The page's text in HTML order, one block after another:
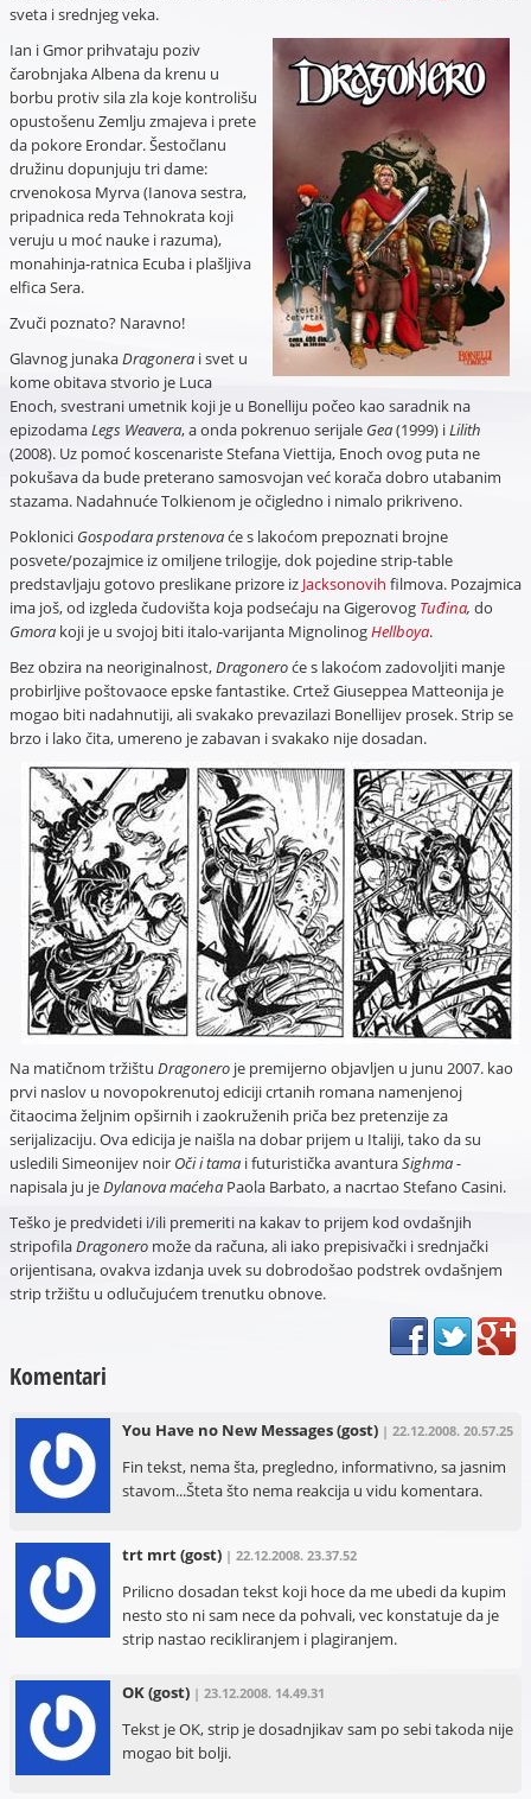
sveta i srednjeg veka.
Ian i Gmor prihvataju poziv
čarobnjaka Albena da krenu u
borbu protiv sila zla koje kontrolišu
opustošenu Zemlju zmajeva i prete
da pokore Erondar. Šestočlanu
družinu dopunjuju tri dame:
crvenokosa Myrva (Ianova sestra,
pripadnica reda Tehnokrata koji
veruju u moć nauke i razuma),
monahinja-ratnica Ecuba i plašljiva
elfica Sera.
Zvuči poznato? Naravno!
Glavnog junakaDragonerai svet u
kome obitava stvorio je Luca
Enoch, svestrani umetnik koji je u Bonelliju počeo kao saradnik na
epizodamaLegs Weavera, a onda pokrenuo serijale Gea(1999) iLilith
(2008). Uz pomoć koscenariste Stefana Viettija, Enoch ovog puta ne
pokušava da bude preterano samosvojan već korača dobro utabanim
stazama. Nadahnuće Tolkienom je očigledno i nimalo prikriveno.
Poklonici Gospodara prstenovaće s lakoćom prepoznati brojne
posvete/pozajmice iz omiljene trilogije, dok pojedine strip-table
predstavljaju gotovo preslikane prizore iz Jacksonovih filmova. Pozajmica
ima još, od izgleda čudovišta koja podsećaju na Gigerovog Tuđina, do
Gmorakoji je u svojoj biti italo-varijanta MignolinogHellboya.
Bez obzira na neoriginalnost,Dragoneroće s lakoćom zadovoljiti manje
probirljive poštovaoce epske fantastike. Crtež Giuseppea Matteonija je
mogao biti nadahnutiji, ali svakako prevazilazi Bonellijev prosek. Strip se
brzo i lako čita, umereno je zabavan i svakako nije dosadan.
Na matičnom tržištu Dragoneroje premijerno objavljen u junu 2007. kao
prvi naslov u novopokrenutoj ediciji crtanih romana namenjenoj
čitaocima željnim opširnih i zaokruženih priča bez pretenzije za
serijalizaciju. Ova edicija je naišla na dobar prijem u Italiji, tako da su
usledili Simeonijev noir Oči i tamai futuristička avanturaSighma -
napisala ju jeDylanova maćehaPaola Barbato, a nacrtao Stefano Casini.
Teško je predvideti i/ili premeriti na kakav to prijem kod ovdašnjih
stripofilaDragoneromože da računa, ali iako prepisivački i srednjački
orijentisana, ovakva izdanja uvek su dobrodošao podstrek ovdašnjem
strip tržištu u odlučujućem trenutku obnove.
Komentari
You Have no New Messages(gost) | 22.12.2008. 20.57.25
Fin tekst, nema šta, pregledno, informativno, sa jasnim
stavom...Šteta što nema reakcija u vidu komentara.
trt mrt(gost) | 22.12.2008. 23.37.52
Prilicno dosadan tekst koji hoce da me ubedi da kupim
nesto sto ni sam nece da pohvali, vec konstatuje da je
strip nastao recikliranjem i plagiranjem.
OK(gost) | 23.12.2008. 14.49.31
Tekst je OK, strip je dosadnjikav sam po sebi takoda nije
mogao bit bolji.